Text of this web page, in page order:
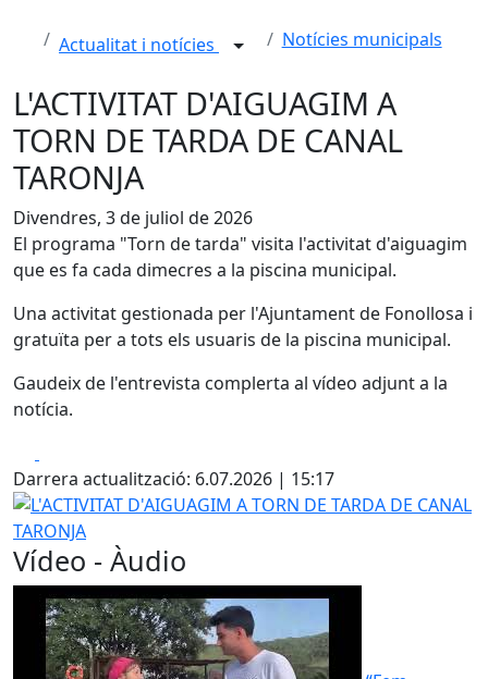
Actualitat i notícies Notícies municipals
L'ACTIVITAT D'AIGUAGIM A
TORN DE TARDA DE CANAL
TARONJA
Divendres, 3 de juliol de 2026
El programa "Torn de tarda" visita l'activitat d'aiguagim
que es fa cada dimecres a la piscina municipal.
Una activitat gestionada per l'Ajuntament de Fonollosa i
gratuïta per a tots els usuaris de la piscina municipal.
Gaudeix de l'entrevista complerta al vídeo adjunt a la
notícia.
Darrera actualització: 6.07.2026 | 15:17
L'ACTIVITAT D'AIGUAGIM A TORN DE TARDA DE CANAL
Vídeo - Àudio